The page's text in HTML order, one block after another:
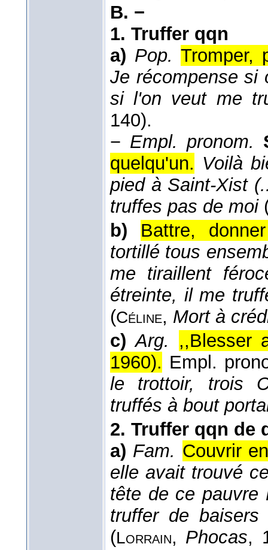
B. −
1. Truffer qqn
a) Pop. Tromper,
Je récompense si
si l'on veut me
140).
− Empl. pronom.
quelqu'un. Voilà
pied à Saint-Xist
truffes pas de moi
b)
Battre,
tortillé tous
me tiraillent
étreinte, il me
(Céline, Mort à
c) Arg.
,,Blesser
1960). Empl.
le trottoir, trois
truffés à bout
2. Truffer qqn de
a) Fam. Couvrir
elle avait trouvé
tête de ce
truffer de
(Lorrain, Phocas,